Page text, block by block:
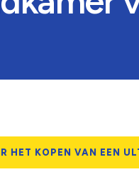
HET KOPEN VAN EEN